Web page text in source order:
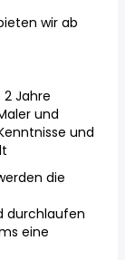
wir ab
Jahre
und
und
die
durchlaufen
eine